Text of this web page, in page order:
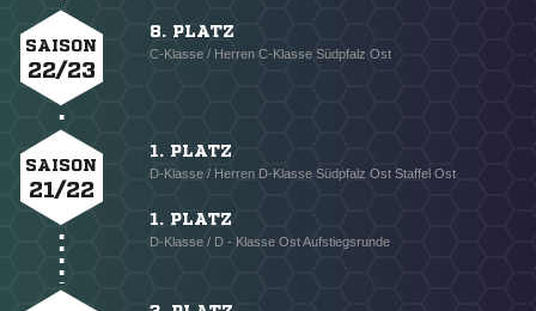
SAISON
22/23
8. PLATZ
C-Klasse / Herren C-Klasse Südpfalz Ost
SAISON
21/22
1. PLATZ
D-Klasse / Herren D-Klasse Südpfalz Ost Staffel Ost
1. PLATZ
D-Klasse / D - Klasse Ost Aufstiegsrunde